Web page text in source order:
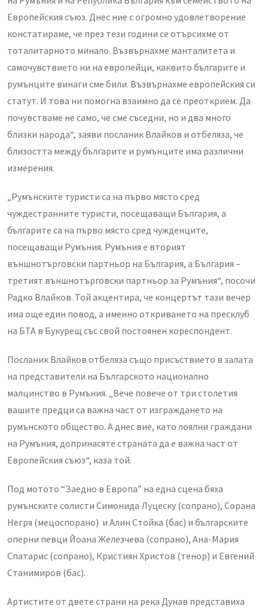
Европейския съюз. Днес ние с огромно удовлетворение
констатираме, че през тези години се отърсихме от
тоталитарното минало. Възвърнахме манталитета и
самочувствието ни на европейци, каквито българите и
румънците винаги сме били. Възвърнахме европейския си
статут. И това ни помогна взаимно да се преоткрием. Да
почувстваме не само, че сме съседни, но и два много
близки народа“, заяви посланик Влайков и отбеляза, че
близостта между българите и румънците има различни
измерения.
„Румънските туристи са на първо място сред
чуждестранните туристи, посещаващи България, а
българите са на първо място сред чужденците,
посещаващи Румъния. Румъния е вторият
външнотърговски партньор на България, а България –
третият външнотърговски партньор за Румъния“, посочи
Радко Влайков. Той акцентира, че концертът тази вечер
има още един повод, а именно откриването на пресклуб
на БТА в Букурещ със свой постоянен кореспондент.
Посланик Влайков отбеляза също присъствието в залата
на представители на Българското национално
малцинство в Румъния. „Вече повече от три столетия
вашите предци са важна част от изграждането на
румънското общество. А днес вие, като лоялни граждани
на Румъния, допринасяте страната да е важна част от
Европейския съюз“, каза той.
Под мотото “Заедно в Европа” на една сцена бяха
румънските солисти Симонида Луцеску (сопрано), Сорана
Негря (мецоспорано) и Алин Стойка (бас) и българските
оперни певци Йоана Железчева (сопрано), Ана-Мария
Спатарис (сопрано), Кристиян Христов (тенор) и Евгений
Станимиров (бас).
Артистите от двете страни на река Дунав представиха